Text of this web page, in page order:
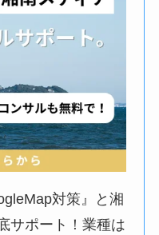
対策』と湘
サポート！業種は